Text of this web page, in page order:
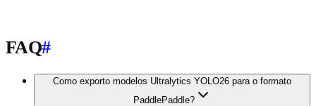
FAQ#
Como exporto modelos Ultralytics YOLO26 para o formato
PaddlePaddle?